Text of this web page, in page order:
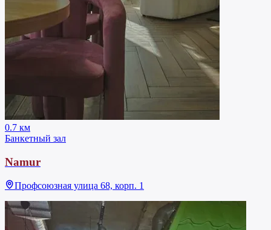
0.7 км
Банкетный зал
Namur
Профсоюзная улица 68, корп. 1